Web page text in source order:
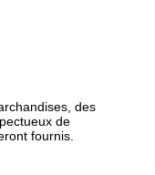
des
de
fournis.